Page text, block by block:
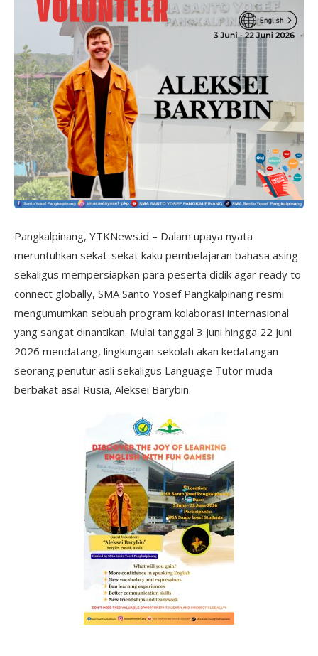
Pangkalpinang, YTKNews.id – Dalam upaya nyata
meruntuhkan sekat-sekat kaku pembelajaran bahasa asing
sekaligus mempersiapkan para peserta didik agar ready to
connect globally, SMA Santo Yosef Pangkalpinang resmi
mengumumkan sebuah program kolaborasi internasional
yang sangat dinantikan. Mulai tanggal 3 Juni hingga 22 Juni
2026 mendatang, lingkungan sekolah akan kedatangan
seorang penutur asli sekaligus Language Tutor muda
berbakat asal Rusia, Aleksei Barybin.